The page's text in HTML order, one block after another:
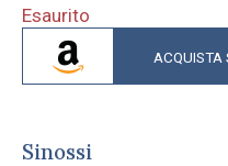
Esaurito
ACQUISTA
Sinossi